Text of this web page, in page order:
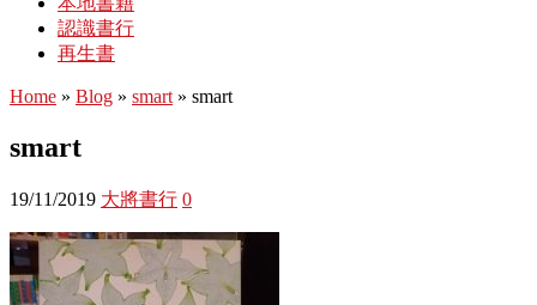
認識書行
再生書
Home » Blog » smart » smart
smart
19/11/2019 大將書行 0